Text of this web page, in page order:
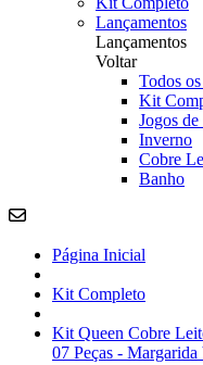
Lançamentos
Lançamentos
Voltar
Todos
Kit
Jogos de
Inverno
Cobre
Banho
Página Inicial
Kit Completo
Kit Queen Cobre
07 Peças - Margarida